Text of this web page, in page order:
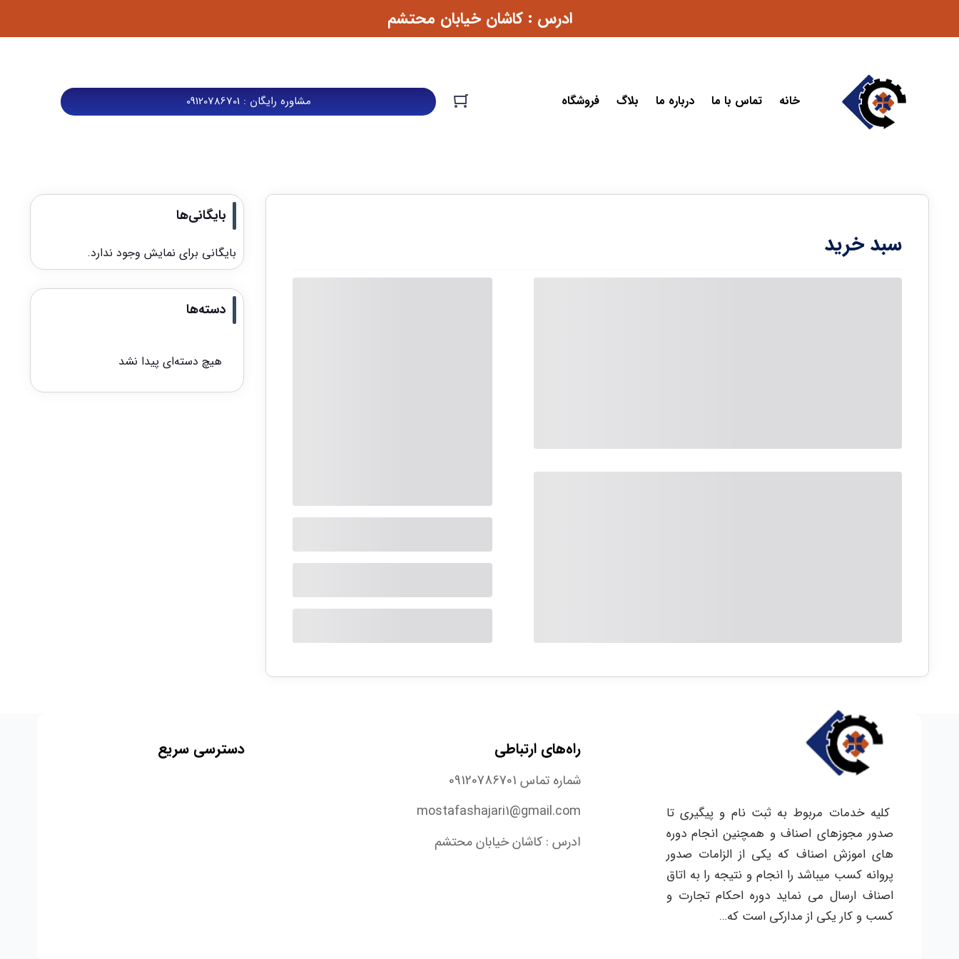
ادرس : کاشان خیابان محتشم
خانه تماس با ما درباره ما بلاگ فروشگاه مشاوره رایگان : 09120786701
سبد خرید
بایگانی‌ها
بایگانی برای نمایش وجود ندارد.
دسته‌ها
هیچ دسته‌ای پیدا نشد
کلیه خدمات مربوط به ثبت نام و پیگیری تا
صدور مجوزهای اصناف و همچنین انجام دوره
های اموزش اصناف که یکی از الزامات صدور
پروانه کسب میباشد را انجام و نتیجه را به اتاق
اصناف ارسال می نماید دوره احکام تجارت و
کسب و کار یکی از مدارکی است که…
راه‌های ارتباطی
شماره تماس 09120786701
mostafashajari1@gmail.com
ادرس : کاشان خیابان محتشم
دسترسی سریع